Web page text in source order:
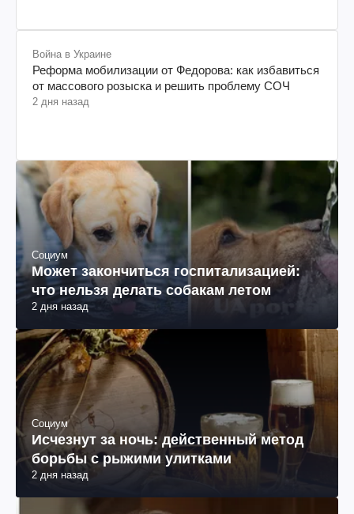
Война в Украине
Реформа мобилизации от Федорова: как избавиться
от массового розыска и решить проблему СОЧ
2 дня назад
Социум
Может закончиться госпитализацией:
что нельзя делать собакам летом
2 дня назад
Социум
Исчезнут за ночь: действенный метод
борьбы с рыжими улитками
2 дня назад